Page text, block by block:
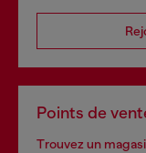
Points de
Trouvez un